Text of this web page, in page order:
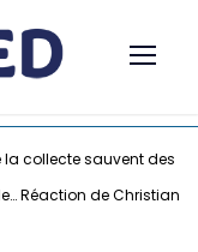
la collecte sauvent des
Réaction de Christian